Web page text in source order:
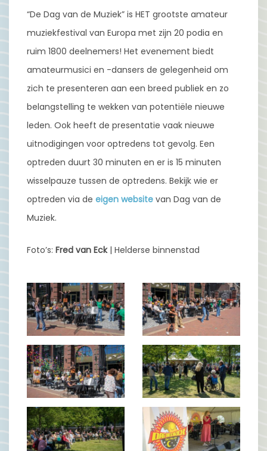
“De Dag van de Muziek” is HET grootste amateur
muziekfestival van Europa met zijn 20 podia en
ruim 1800 deelnemers! Het evenement biedt
amateurmusici en -dansers de gelegenheid om
zich te presenteren aan een breed publiek en zo
belangstelling te wekken van potentiële nieuwe
leden. Ook heeft de presentatie vaak nieuwe
uitnodigingen voor optredens tot gevolg. Een
optreden duurt 30 minuten en er is 15 minuten
wisselpauze tussen de optredens. Bekijk wie er
optreden via de eigen website van Dag van de
Muziek.
Foto’s: Fred van Eck| Helderse binnenstad